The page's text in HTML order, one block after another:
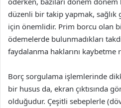
düzenli bir takip yapmak,
için önemlidir. Prim borcu olan
ödemelerde bulunmadıkları
faydalanma haklarını kaybetme
Borç sorgulama işlemlerinde
bir husus da, ekran çıktısında
olduğudur. Çeşitli sebeplerle